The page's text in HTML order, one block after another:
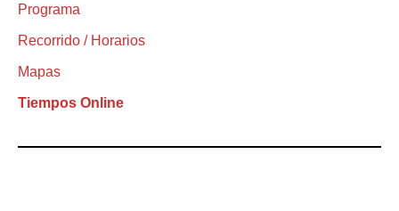
Programa
Recorrido / Horarios
Mapas
Tiempos Online